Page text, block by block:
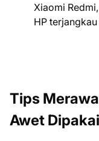
Xiaomi
HP
Tips
Awet